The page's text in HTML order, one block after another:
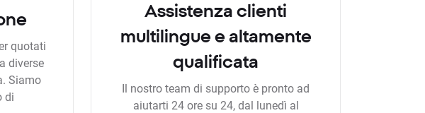
quotati
diverse
Siamo
di
Assistenza clienti
multilingue e altamente
qualificata
Il nostro team di supporto è pronto ad
aiutarti 24 ore su 24, dal lunedì al